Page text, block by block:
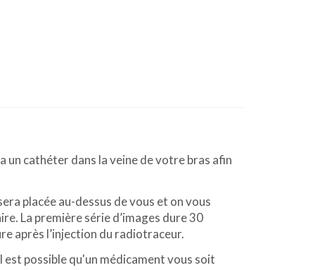
cathéter dans la veine de votre bras afin
placée au-dessus de vous et on vous
La première série d’images dure 30
après l’injection du radiotraceur.
est possible qu'un médicament vous soit